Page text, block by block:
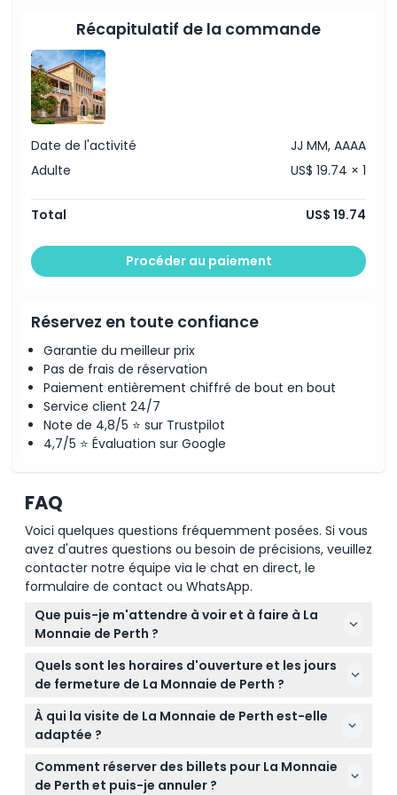
À savoir
Emplacement
Comment s'y rendre
Comment échanger
Politique d'annulation
l'achat
Récapitulatif de la commande
Date de l'activité
JJ MM, AAAA
Adulte
US$ 19.74 × 1
Total US$ 19.74
Procéder au paiement
Réservez en toute confiance
Garantie du meilleur prix
Pas de frais de réservation
Paiement entièrement chiffré de bout en bout
Service client 24/7
Note de 4,8/5 ⭐ sur Trustpilot
4,7/5 ⭐ Évaluation sur Google
FAQ
Voici quelques questions fréquemment posées. Si vous
avez d'autres questions ou besoin de précisions, veuillez
contacter notre équipe via le chat en direct, le
formulaire de contact ou WhatsApp.
Que puis-je m'attendre à voir et à faire à La
Monnaie de Perth ?
À La Monnaie de Perth, vous explorerez des
expositions fascinantes sur l'or, assisterez à des
l'une des plus grandes pièces d'or du monde. Vous
pouvez également participer à des visites guidées
fabrication des pièces et sur la riche histoire de l'or
Quels sont les horaires d'ouverture et les jours
de fermeture de La Monnaie de Perth ?
La Monnaie de Perth est ouverte tous les jours de
9h00 à 17h00, y compris les week-ends et les jours
fériés, sauf le Vendredi saint, le jour de Noël, le
lendemain de Noël, le jour de l'Anzac et le jour de
l'An (sous réserve de modifications — veuillez
À qui la visite de La Monnaie de Perth est-elle
adaptée ?
La Monnaie de Perth convient à tous les âges :
adultes de 16 ans et plus, enfants âgés de 5 à 15
Comment réserver des billets pour La Monnaie
de Perth et puis-je annuler ?